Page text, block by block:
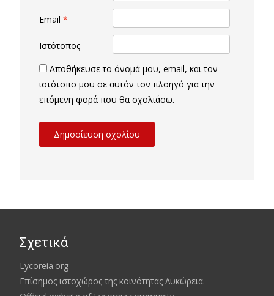
Email *
Ιστότοπος
Αποθήκευσε το όνομά μου, email, και τον
ιστότοπο μου σε αυτόν τον πλοηγό για την
επόμενη φορά που θα σχολιάσω.
Σχετικά
Lycoreia.org
Επίσημος ιστοχώρος της κοινότητας Λυκώρεια.